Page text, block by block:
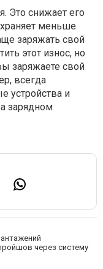
Это снижает его
меньше
заряжать свой
этот износ, но
заряжаете свой
всегда
устройства и
зарядном
через систему